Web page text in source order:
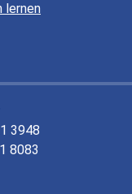
lernen
3948
8083